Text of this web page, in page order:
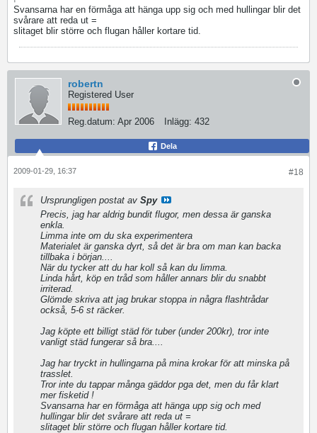
Svansarna har en förmåga att hänga upp sig och med hullingar blir det
svårare att reda ut =
slitaget blir större och flugan håller kortare tid.
robertn
Registered User
Reg.datum: Apr 2006 Inlägg: 432
Dela
#18
2009-01-29, 16:37
Ursprungligen postat av Spy
Precis, jag har aldrig bundit flugor, men dessa är ganska
enkla.
Limma inte om du ska experimentera
Materialet är ganska dyrt, så det är bra om man kan backa
tillbaka i början....
När du tycker att du har koll så kan du limma.
Linda hårt, köp en tråd som håller annars blir du snabbt
irriterad.
Glömde skriva att jag brukar stoppa in några flashtrådar
också, 5-6 st räcker.
Jag köpte ett billigt städ för tuber (under 200kr), tror inte
vanligt städ fungerar så bra....
Jag har tryckt in hullingarna på mina krokar för att minska på
trasslet.
Tror inte du tappar många gäddor pga det, men du får klart
mer fisketid !
Svansarna har en förmåga att hänga upp sig och med
hullingar blir det svårare att reda ut =
slitaget blir större och flugan håller kortare tid.